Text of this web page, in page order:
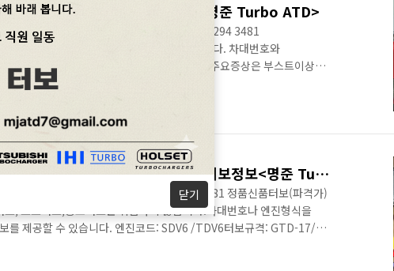
1.6TDI 엔진 터보차저정보<명준 Turbo ATD>
와 오일누유에 있습니다. 터보관련문의: 010 6294 3481
이터 중국산터보, 중고터보는 취급하지 않습니다. 차대번호와
정확한 정보를 제공해 드립니다. 터보고장의 주요증상은 부스트이상과
진형식: DGTE, CLHA, CLHB, CRKA, CRKB / Euro6 터보차저규격:
VTG 동일터보차저 장착차종 VW Golf VII 5G1 1.6 TDI 4motion
81 KW, 110 PS Audi A3 8V1 1.6 TDI 2013 / 09-2016 / 12
레인지로버 3.0디젤 SDV6 294/306/340마력 수입차터보정보<명준 Turbo ATD>
단이 중요합니다.터보관련문의: 010 6294 3481 정품신품터보(파격가)
, 모조터보,중고터보는 취급하지 않습니다.차대번호나 엔진형식을
를 제공할 수 있습니다. 엔진코드: SDV6 /TDV6터보규격: GTD-17/
3.0 TD 4x4 LAND ROVER RANGE ROVER IV (L322) 3.0 D
닫기